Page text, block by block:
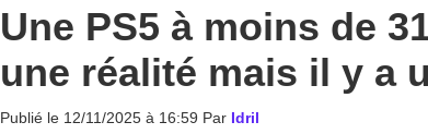
Une PS5 à moins de
une réalité mais il y a
Publié le 12/11/2025 à 16:59 Par Idril